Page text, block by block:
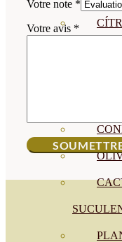
Votre note *
Votre avis *